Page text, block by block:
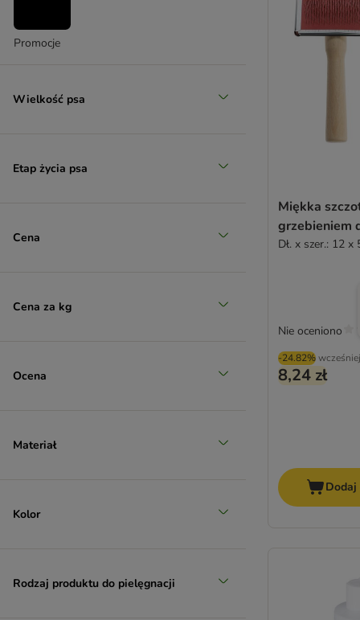
Promocje
Wielkość psa
Etap życia psa
Cena
Cena za kg
Ocena
Materiał
Kolor
Rodzaj produktu do pielęgnacji
Miękka
grzebieniem
Dł. x szer.: 12 x
-24.82%wcześniej
8,24 zł
Nie oceniono
Dodaj